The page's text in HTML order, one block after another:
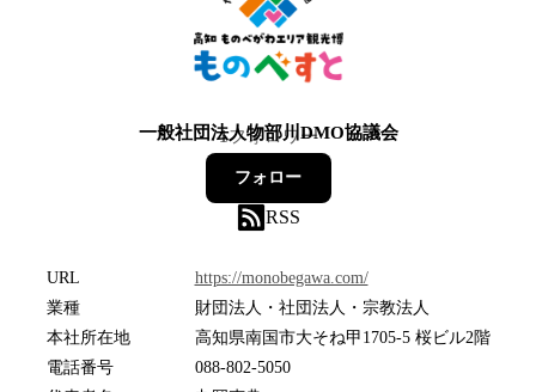
一般社団法人物部川DMO協議会
1フォロワー
フォロー
RSS
URL
https://monobegawa.com/
業種
財団法人・社団法人・宗教法人
本社所在地
高知県南国市大そね甲1705-5 桜ビル2階
電話番号
088-802-5050